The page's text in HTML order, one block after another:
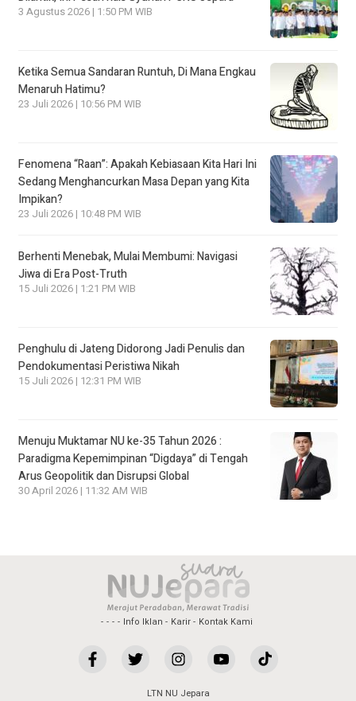
3 Agustus 2026 | 1:50 PM WIB
Ketika Semua Sandaran Runtuh, Di Mana Engkau
Menaruh Hatimu?
23 Juli 2026 | 10:56 PM WIB
Fenomena “Raan”: Apakah Kebiasaan Kita Hari Ini
Sedang Menghancurkan Masa Depan yang Kita
Impikan?
23 Juli 2026 | 10:48 PM WIB
Berhenti Menebak, Mulai Membumi: Navigasi
Jiwa di Era Post-Truth
15 Juli 2026 | 1:21 PM WIB
Penghulu di Jateng Didorong Jadi Penulis dan
Pendokumentasi Peristiwa Nikah
15 Juli 2026 | 12:31 PM WIB
Menuju Muktamar NU ke-35 Tahun 2026 :
Paradigma Kepemimpinan “Digdaya” di Tengah
Arus Geopolitik dan Disrupsi Global
30 April 2026 | 11:32 AM WIB
Info Iklan Karir Kontak Kami
LTN NU Jepara